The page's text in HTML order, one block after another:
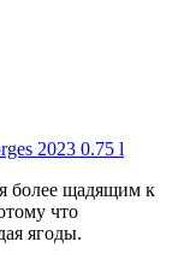
более щадящим к
что
ягоды.